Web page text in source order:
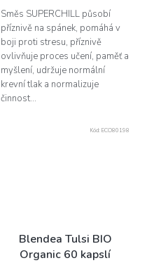
Směs SUPERCHILL působí
příznivě na spánek, pomáhá v
boji proti stresu, příznivě
ovlivňuje proces učení, paměť a
myšlení, udržuje normální
krevní tlak a normalizuje
činnost...
Blendea Tulsi BIO
Organic 60 kapslí
Kód: ECO80198